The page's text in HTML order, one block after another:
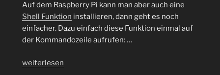
Auf dem Raspberry Pi kann man aber auch eine
Shell Funktion installieren, dann geht es noch
einfacher. Dazu einfach diese Funktion einmal auf
der Kommandozeile aufrufen: …
„.gitignore
weiterlesen